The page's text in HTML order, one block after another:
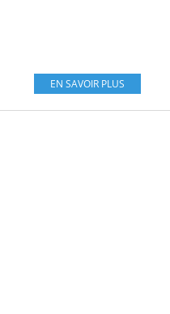
EN SAVOIR PLUS